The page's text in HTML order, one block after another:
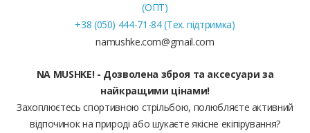
(ОПТ)
+38 (050) 444-71-84 (Тех. підтримка)
namushke.com@gmail.com
NA MUSHKE! - Дозволена зброя та аксесуари за
найкращими цінами!
Захоплюєтесь спортивною стрільбою, полюбляєте активний
відпочинок на природі або шукаєте якісне екіпірування?